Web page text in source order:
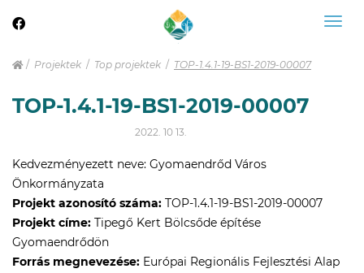
Projektek Top projektek TOP-1.4.1-19-BS1-2019-00007
TOP-1.4.1-19-BS1-2019-00007
2022. 10 13.
Kedvezményezett neve: Gyomaendrőd Város
Önkormányzata
Projekt azonosító száma: TOP-1.4.1-19-BS1-2019-00007
Projekt címe: Tipegő Kert Bölcsőde építése
Gyomaendrődön
Forrás megnevezése: Európai Regionális Fejlesztési Alap